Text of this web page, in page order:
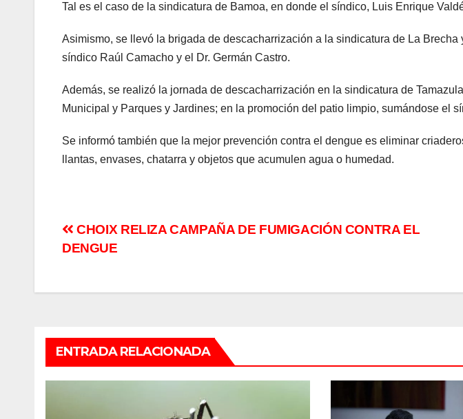
Tal es el caso de la sindicatura de Bamoa, en donde el síndico, Luis Enrique
Asimismo, se llevó la brigada de descacharrización a la sindicatura de La
síndico Raúl Camacho y el Dr. Germán Castro.
Además, se realizó la jornada de descacharrización en la sindicatura de
Municipal y Parques y Jardines; en la promoción del patio limpio, sumándose el
Se informó también que la mejor prevención contra el dengue es eliminar
llantas, envases, chatarra y objetos que acumulen agua o humedad.
Navegación
entradas
CHOIX RELIZA CAMPAÑA DE FUMIGACIÓN CONTRA EL
DENGUE
ENTRADA RELACIONADA